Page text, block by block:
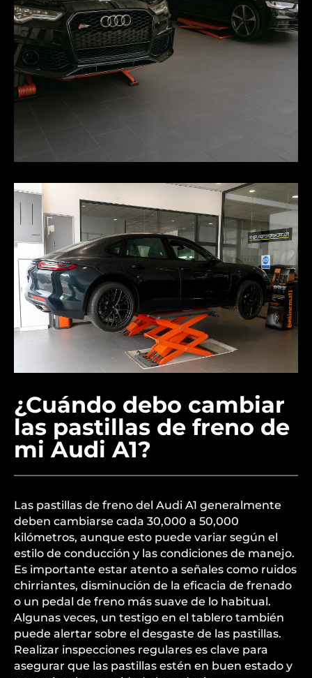
¿Cuándo debo cambiar
las pastillas de freno de
mi Audi A1?
Las pastillas de freno del Audi A1 generalmente
deben cambiarse cada 30,000 a 50,000
kilómetros, aunque esto puede variar según el
estilo de conducción y las condiciones de manejo.
Es importante estar atento a señales como ruidos
chirriantes, disminución de la eficacia de frenado
o un pedal de freno más suave de lo habitual.
Algunas veces, un testigo en el tablero también
puede alertar sobre el desgaste de las pastillas.
Realizar inspecciones regulares es clave para
asegurar que las pastillas estén en buen estado y